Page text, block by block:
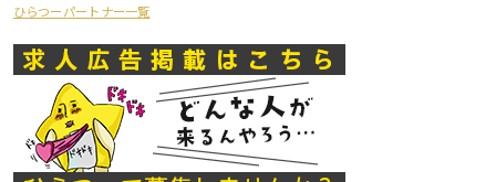
ひらつーパートナー一覧